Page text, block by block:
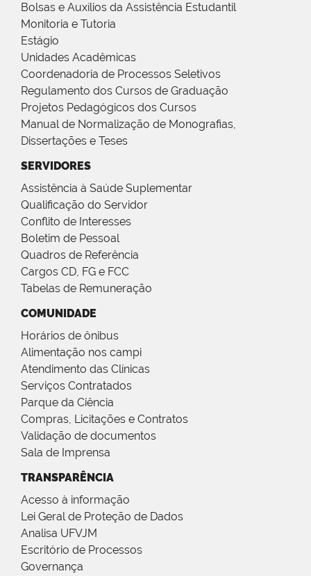
Bolsas e Auxílios da Assistência Estudantil
Monitoria e Tutoria
Estágio
Unidades Acadêmicas
Coordenadoria de Processos Seletivos
Regulamento dos Cursos de Graduação
Projetos Pedagógicos dos Cursos
Manual de Normalização de Monografias,
Dissertações e Teses
SERVIDORES
Assistência à Saúde Suplementar
Qualificação do Servidor
Conflito de Interesses
Boletim de Pessoal
Quadros de Referência
Cargos CD, FG e FCC
Tabelas de Remuneração
COMUNIDADE
Horários de ônibus
Alimentação nos campi
Atendimento das Clínicas
Serviços Contratados
Parque da Ciência
Compras, Licitações e Contratos
Validação de documentos
Sala de Imprensa
TRANSPARÊNCIA
Acesso à informação
Lei Geral de Proteção de Dados
Analisa UFVJM
Escritório de Processos
Governança